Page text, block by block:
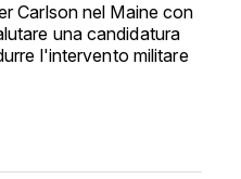
Carlson nel Maine con
una candidatura
l'intervento militare